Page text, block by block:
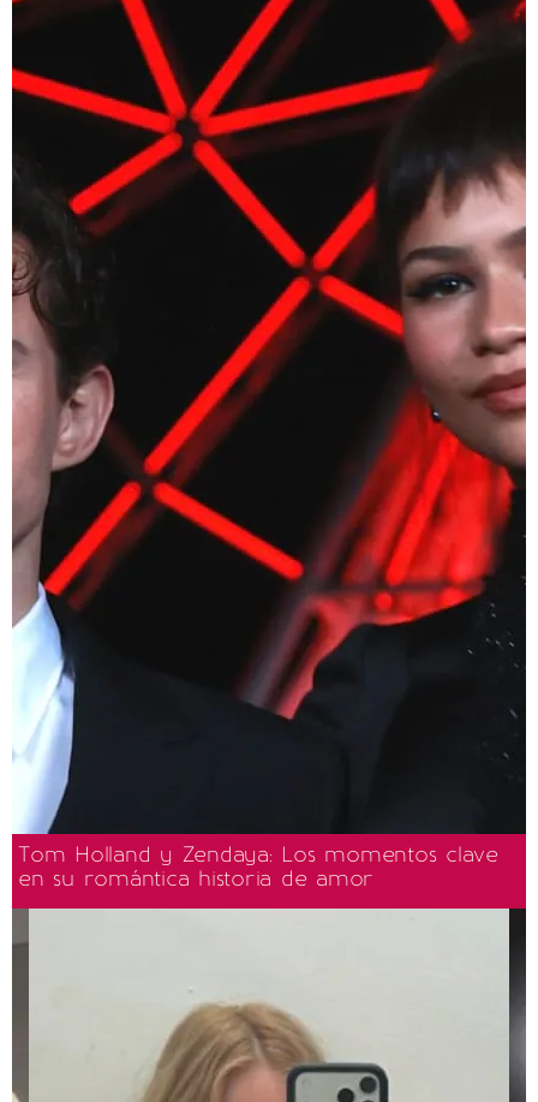
Tom Holland y Zendaya: Los momentos clave
en su romántica historia de amor